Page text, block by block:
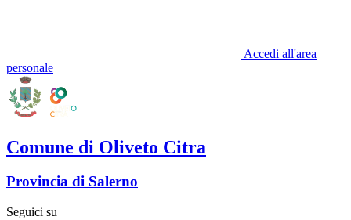
Accedi all'area
personale
Comune di Oliveto Citra
Provincia di Salerno
Seguici su